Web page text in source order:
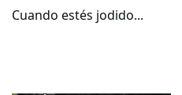
Cuando estés jodido...